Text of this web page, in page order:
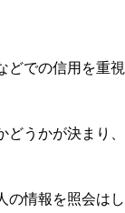
どでの信用を重
どうかが決まり
の情報を照会は